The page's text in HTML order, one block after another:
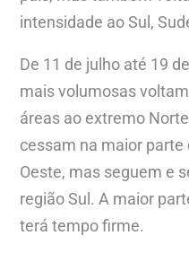
intensidade ao Sul,
De 11 de julho até 19
mais volumosas
áreas ao extremo
cessam na maior parte
Oeste, mas seguem e
região Sul. A maior
terá tempo firme.